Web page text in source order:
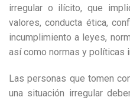
irregular o ilícito, que
valores, conducta ética,
incumplimiento a leyes,
así como normas y políticas
Las personas que tomen
una situación irregular